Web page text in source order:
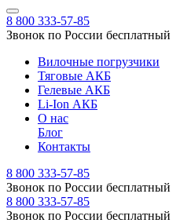
8 800 333-57-85
Звонок по России бесплатный
Вилочные погрузчики
Тяговые АКБ
Гелевые АКБ
Li-Ion АКБ
О нас
Блог
Контакты
8 800 333-57-85
Звонок по России бесплатный
8 800 333-57-85
Звонок по России бесплатный